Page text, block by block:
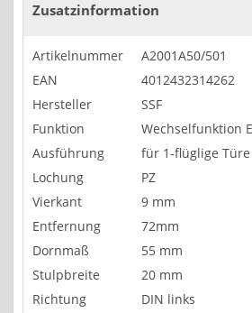
Zusatzinformation
Artikelnummer
A2001A50/501
EAN
4012432314262
Hersteller
SSF
Funktion
Wechselfunktion E
Ausführung
für 1-flüglige Türe
Lochung
PZ
Vierkant
9 mm
Entfernung
72mm
Dornmaß
55 mm
Stulpbreite
20 mm
Richtung
DIN links